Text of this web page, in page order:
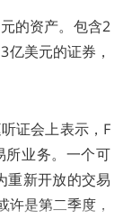
的资产。包含2
美元的证券，
证会上表示，F
所业务。一个可
重新开放的交易
许是第二季度，